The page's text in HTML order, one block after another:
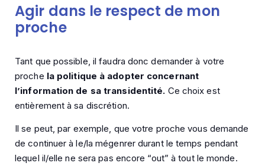
Agir dans le respect de mon
proche
Tant que possible, il faudra donc demander à votre
proche la politique à adopter concernant
l’information de sa transidentité. Ce choix est
entièrement à sa discrétion.
Il se peut, par exemple, que votre proche vous demande
de continuer à le/la mégenrer durant le temps pendant
lequel il/elle ne sera pas encore “out” à tout le monde.